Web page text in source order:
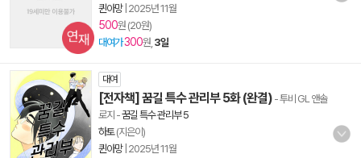
퀸아망| 2025년 11월
500원 (20원)
대여가300원, 3일
대여
[전자책] 꿈길 특수 관리부 5화 (완결) - 투비 GL 앤솔
로지 -꿈길 특수 관리부 5
하토(지은이)
퀸아망| 2025년 11월